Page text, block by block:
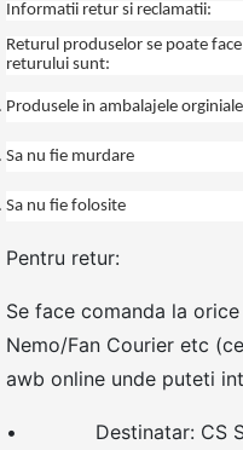
Informatii retur si reclamatii:
Returul produselor se poate
returului sunt:
Produsele in ambalajele orginiale
Sa nu fie murdare
Sa nu fie folosite
Pentru retur:
Se face comanda la
Nemo/Fan Courier etc
awb online unde puteti
• Destinatar: CS